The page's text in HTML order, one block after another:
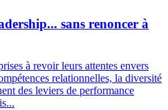
sans renoncer à
à revoir leurs attentes envers
relationnelles, la diversité
des leviers de performance